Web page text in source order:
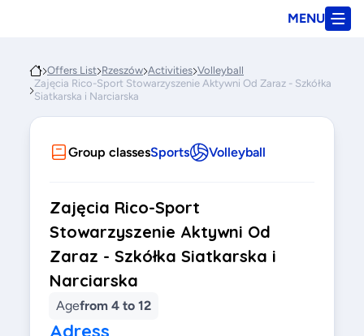
MENU
Offers List Rzeszów Activities Volleyball
Zajęcia Rico-Sport Stowarzyszenie Aktywni Od Zaraz - Szkółka
Siatkarska i Narciarska
Group classesSports Volleyball
Zajęcia Rico-Sport
Stowarzyszenie Aktywni Od
Zaraz - Szkółka Siatkarska i
Narciarska
Agefrom 4 to 12
Adress